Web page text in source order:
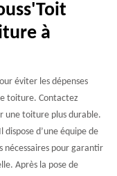
à
éviter les dépenses
toiture. Contactez
une toiture plus durable.
d’une équipe de
nécessaires pour garantir
Après la pose de